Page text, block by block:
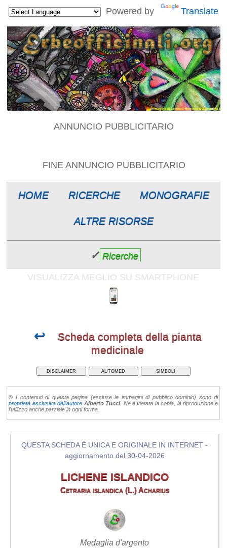
Powered by Translate
ANNUNCIO PUBBLICITARIO
FINE ANNUNCIO PUBBLICITARIO
HOME RICERCHE MONOGRAFIE
ALTRE RISORSE
✓ Ricerche
VISUALIZZA MEGLIO SU SMARTPHONE
↩ Scheda completa della pianta
medicinale
DISCLAIMER AUTOMED SIMBOLI
© I contenuti di questa pagina (escluse le immagini di pubblico dominio) sono di
proprietà esclusiva dell'autore Alberto Tucci . Ne è vietata la copia, la riproduzione e
l'utilizzo anche parziale in ogni forma.
QUESTA SCHEDA È UNICA E ORIGINALE IN INTERNET -
aggiornamento del 30-04-2026
LICHENE ISLANDICO
Cetraria islandica (L.) Acharius
Medaglia d'argento